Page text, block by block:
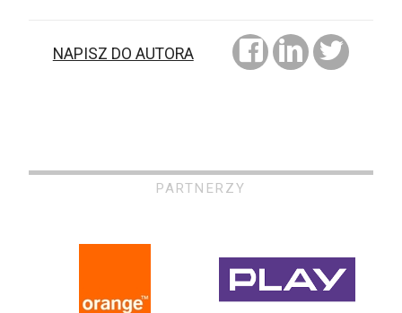
NAPISZ DO AUTORA
PARTNERZY